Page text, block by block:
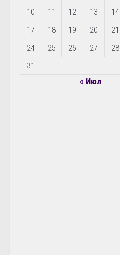
10
11 12 13 14
17
18 19 20 21
24
25 26 27 28
31
« Июл